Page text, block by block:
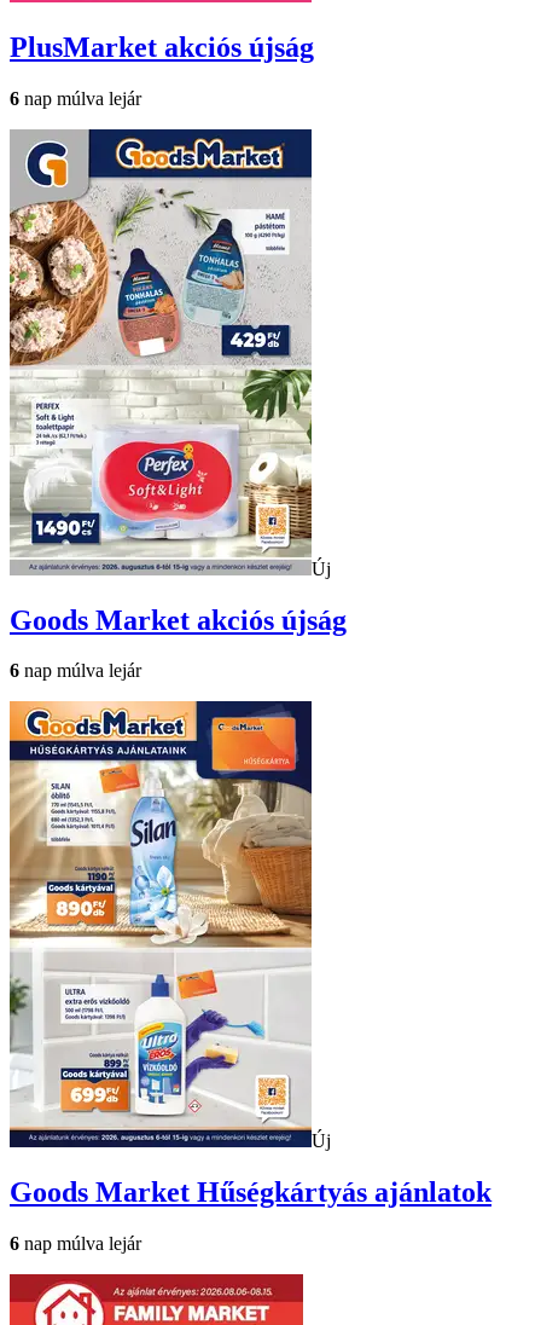
PlusMarket akciós újság
6 nap múlva lejár
Új
Goods Market akciós újság
6 nap múlva lejár
Új
Goods Market Hűségkártyás ajánlatok
6 nap múlva lejár